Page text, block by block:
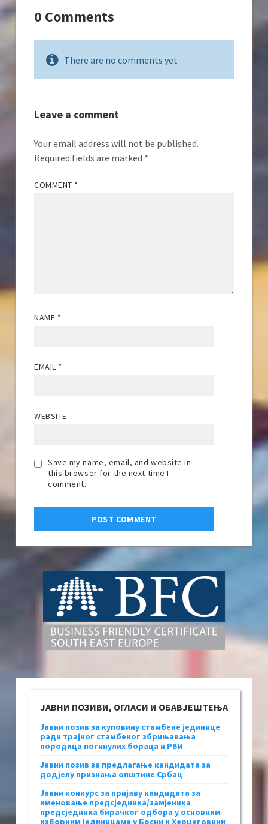
0 Comments
There are no comments yet
Leave a comment
Your email address will not be published.
Required fields are marked *
COMMENT *
NAME *
EMAIL *
WEBSITE
Save my name, email, and website in
this browser for the next time I
comment.
ЈАВНИ ПОЗИВИ, ОГЛАСИ И ОБАВЈЕШТЕЊА
Јавни позив за куповину стамбене јединице
ради трајног стамбеног збрињавања
породица погинулих бораца и РВИ
Јавни позив за предлагање кандидата за
додјелу признања општине Србац
Јавни конкурс за пријаву кандидата за
именовање предсједника/замјеника
предсједника бирачког одбора у основним
изборним јединицама у Босни и Херцеговини